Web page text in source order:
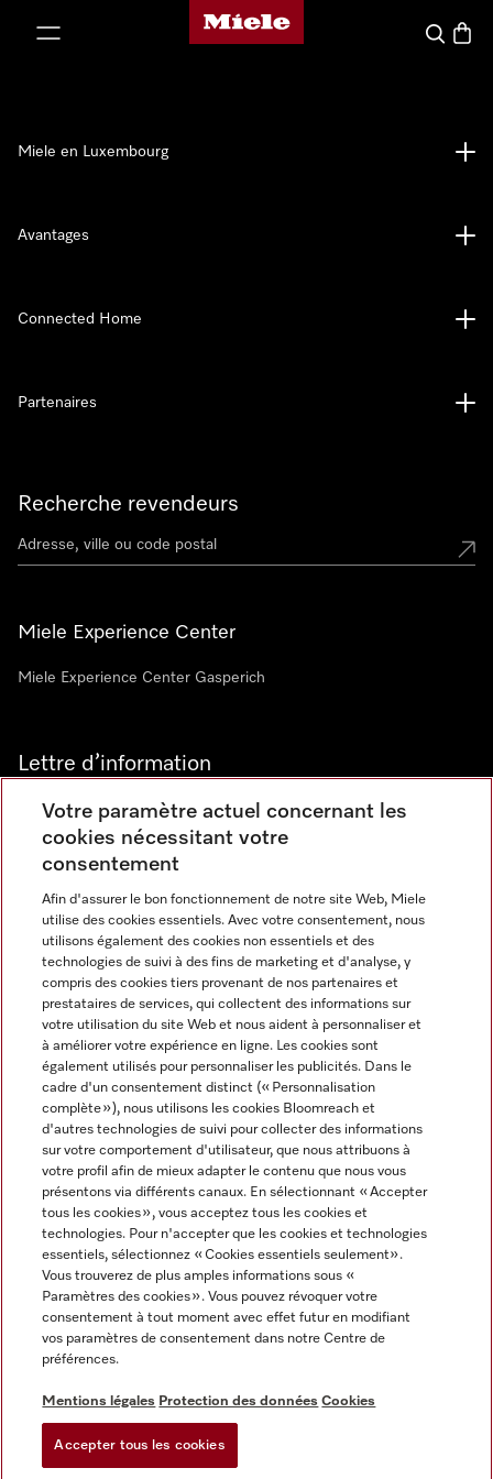
Page d'accueil de Miele
Panier
Recherche revendeurs
Miele Experience Center
Miele Experience Center Gasperich
Lettre d’information
Langue
FRANCAIS
Miele en Luxembourg
Avantages
Connected Home
Partenaires
Informations légales
CGV
Conditions d’utilisation
Déclaration d'accessibilité
Digital Services Act
Miele sur Instagram
Miele sur Youtube
Votre paramètre actuel concernant les
cookies nécessitant votre
consentement
Afin d'assurer le bon fonctionnement de notre site Web, Miele
utilise des cookies essentiels. Avec votre consentement, nous
utilisons également des cookies non essentiels et des
technologies de suivi à des fins de marketing et d'analyse, y
compris des cookies tiers provenant de nos partenaires et
prestataires de services, qui collectent des informations sur
votre utilisation du site Web et nous aident à personnaliser et
à améliorer votre expérience en ligne. Les cookies sont
également utilisés pour personnaliser les publicités. Dans le
cadre d'un consentement distinct (« Personnalisation
complète »), nous utilisons les cookies Bloomreach et
d'autres technologies de suivi pour collecter des informations
sur votre comportement d'utilisateur, que nous attribuons à
votre profil afin de mieux adapter le contenu que nous vous
présentons via différents canaux. En sélectionnant « Accepter
tous les cookies », vous acceptez tous les cookies et
technologies. Pour n'accepter que les cookies et technologies
essentiels, sélectionnez « Cookies essentiels seulement».
Vous trouverez de plus amples informations sous «
Paramètres des cookies ». Vous pouvez révoquer votre
consentement à tout moment avec effet futur en modifiant
vos paramètres de consentement dans notre Centre de
préférences.
Mentions légales Protection des données Cookies
Accepter tous les cookies